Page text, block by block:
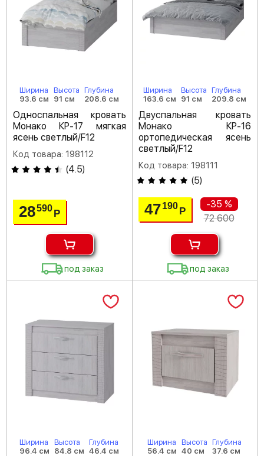
Ширина
93.6 см
Высота
91 см
Глубина
208.6 см
Односпальная кровать
Монако КР-17 мягкая
ясень светлый/F12
Код товара: 198112
(4.5)
28590Р
под заказ
Ширина
163.6 см
Высота
91 см
Глубина
209.8 см
Двуспальная кровать
Монако КР-16
ортопедическая ясень
светлый/F12
Код товара: 198111
(5)
47 190 Р
-35 %
72 600
под заказ
Ширина
96.4 см
Высота
84.8 см
Глубина
46.4 см
Ширина
56.4 см
Высота
40 см
Глубина
37.6 см